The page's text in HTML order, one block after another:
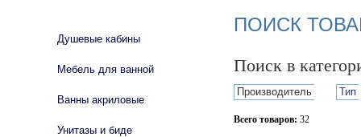
ПОИСК
Поиск в
Производитель Тип
Всего товаров: 32
Душевые кабины
Мебель для ванной
Ванны акриловые
Унитазы и биде